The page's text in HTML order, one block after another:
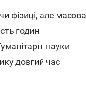
фізиці, але масова
годин
науки
довгий час